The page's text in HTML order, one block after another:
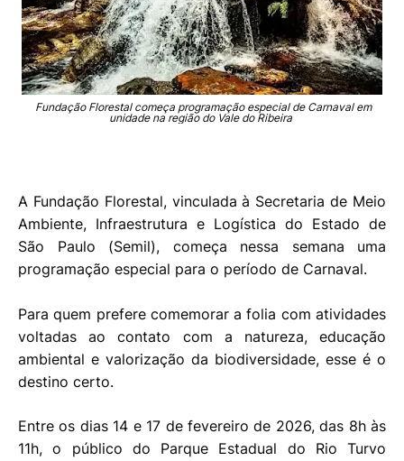
Fundação Florestal começa programação especial de Carnaval em
unidade na região do Vale do Ribeira
A Fundação Florestal, vinculada à Secretaria de Meio
Ambiente, Infraestrutura e Logística do Estado de
São Paulo (Semil), começa nessa semana uma
programação especial para o período de Carnaval.
Para quem prefere comemorar a folia com atividades
voltadas ao contato com a natureza, educação
ambiental e valorização da biodiversidade, esse é o
destino certo.
Entre os dias 14 e 17 de fevereiro de 2026, das 8h às
11h, o público do Parque Estadual do Rio Turvo